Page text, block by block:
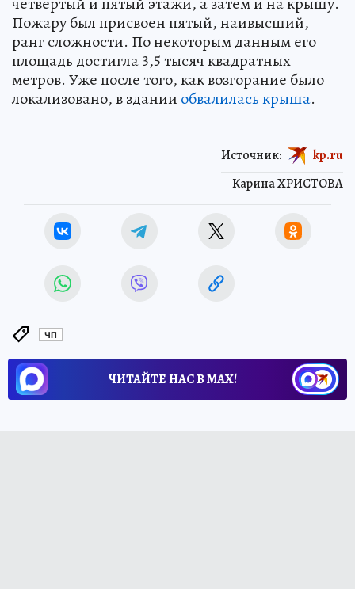
Пожару был присвоен пятый, наивысший,
ранг сложности. По некоторым данным его
площадь достигла 3,5 тысяч квадратных
метров. Уже после того, как возгорание было
локализовано, в здании обвалилась крыша.
Карина ХРИСТОВА
Источник: kp.ru
ЧП
ЧИТАЙТЕ НАС В МАХ!